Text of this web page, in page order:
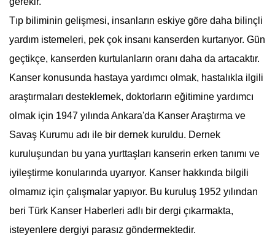
Tıp biliminin gelişmesi, insanların eskiye göre daha bilinçli
yardım istemeleri, pek çok insanı kanserden kurtarıyor. Gün
geçtikçe, kanserden kurtulanların oranı daha da artacaktır.
Kanser konusunda hastaya yardımcı olmak, hastalıkla ilgili
araştırmaları desteklemek, doktorların eğitimine yardımcı
olmak için 1947 yılında Ankara'da Kanser Araştırma ve
Savaş Kurumu adı ile bir dernek kuruldu. Dernek
kuruluşundan bu yana yurttaşları kanserin erken tanımı ve
iyileştirme konularında uyarıyor. Kanser hakkında bilgili
olmamız için çalışmalar yapıyor. Bu kuruluş 1952 yılından
beri Türk Kanser Haberleri adlı bir dergi çıkarmakta,
isteyenlere dergiyi parasız göndermektedir.